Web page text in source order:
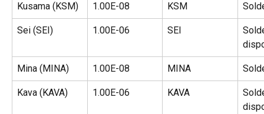
Kusama (KSM) 1.00E-08 KSM
Sei (SEI) 1.00E-06 SEI
Mina (MINA) 1.00E-08 MINA
Kava (KAVA) 1.00E-06 KAVA